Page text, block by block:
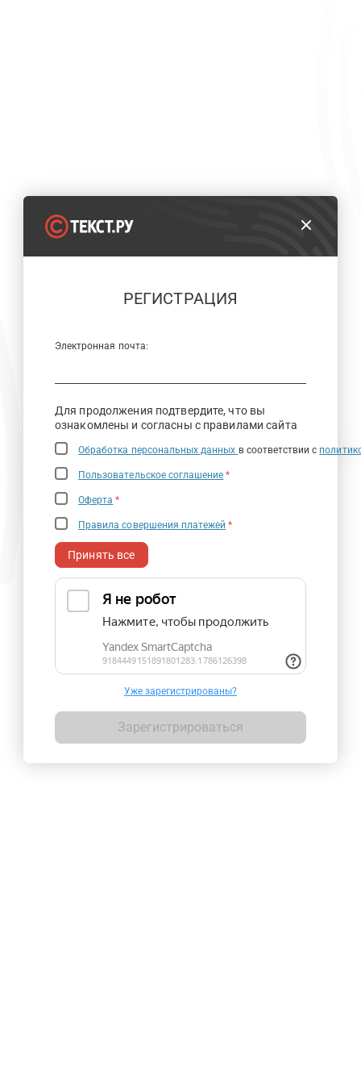
РЕГИСТРАЦИЯ
Электронная почта:
Для продолжения подтвердите, что вы
ознакомлены и согласны с правилами сайта
Обработка персональных данных в соответствии с
Пользовательское соглашение *
Оферта *
Правила совершения платежей *
Принять все
Уже зарегистрированы?
Зарегистрироваться